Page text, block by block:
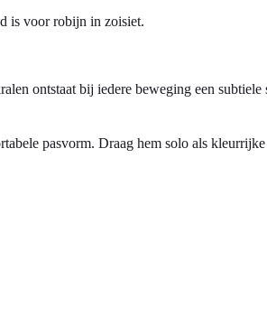
is voor robijn in zoisiet.
ontstaat bij iedere beweging een
pasvorm. Draag hem solo als